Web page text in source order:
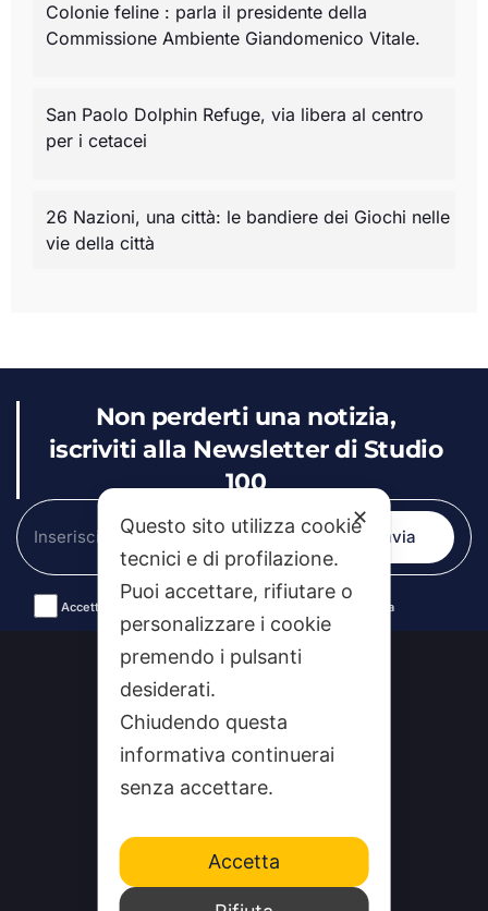
Colonie feline : parla il presidente della
Commissione Ambiente Giandomenico Vitale.
San Paolo Dolphin Refuge, via libera al centro
per i cetacei
26 Nazioni, una città: le bandiere dei Giochi nelle
vie della città
Non perderti una notizia,
iscriviti alla Newsletter di Studio
100
Accetto le condizioni generali e la politica di riservatezza
CHI SIAMO
✕
Questo sito utilizza cookie
tecnici e di profilazione.
Puoi accettare, rifiutare o
personalizzare i cookie
premendo i pulsanti
desiderati.
Chiudendo questa
informativa continuerai
senza accettare.
Accetta